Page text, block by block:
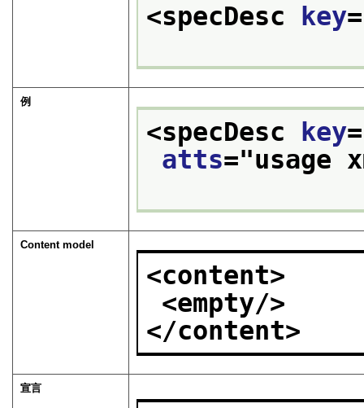
<specDesc key
例
<specDesc key
atts="usage
Content model
<content>
<empty/>
</content>
宣言